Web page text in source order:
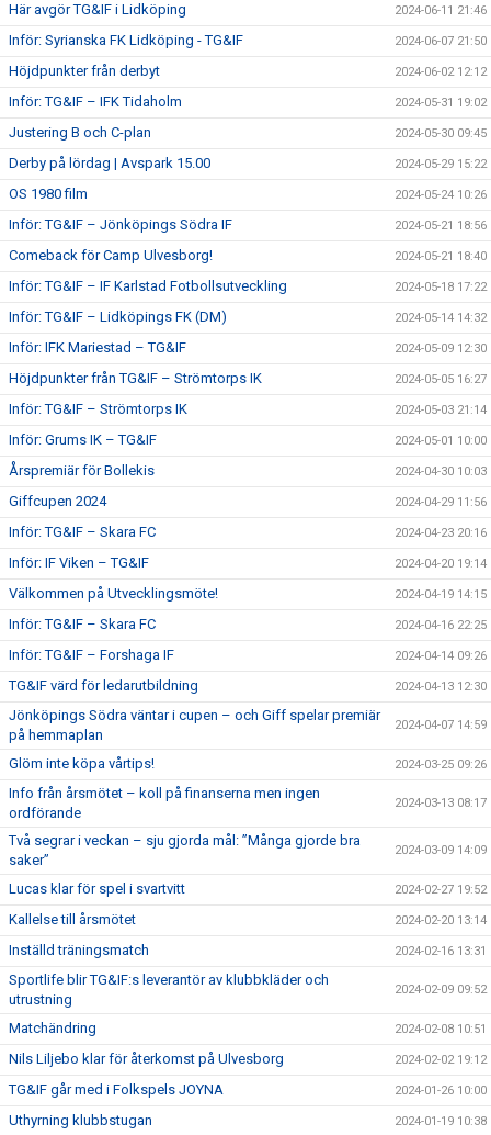
Här avgör TG&IF i Lidköping 2024-06-11 21:46
Inför: Syrianska FK Lidköping - TG&IF 2024-06-07 21:50
Höjdpunkter från derbyt 2024-06-02 12:12
Inför: TG&IF – IFK Tidaholm 2024-05-31 19:02
Justering B och C-plan 2024-05-30 09:45
Derby på lördag | Avspark 15.00 2024-05-29 15:22
OS 1980 film 2024-05-24 10:26
Inför: TG&IF – Jönköpings Södra IF 2024-05-21 18:56
Comeback för Camp Ulvesborg! 2024-05-21 18:40
Inför: TG&IF – IF Karlstad Fotbollsutveckling 2024-05-18 17:22
Inför: TG&IF – Lidköpings FK (DM) 2024-05-14 14:32
Inför: IFK Mariestad – TG&IF 2024-05-09 12:30
Höjdpunkter från TG&IF – Strömtorps IK 2024-05-05 16:27
Inför: TG&IF – Strömtorps IK 2024-05-03 21:14
Inför: Grums IK – TG&IF 2024-05-01 10:00
Årspremiär för Bollekis 2024-04-30 10:03
Giffcupen 2024 2024-04-29 11:56
Inför: TG&IF – Skara FC 2024-04-23 20:16
Inför: IF Viken – TG&IF 2024-04-20 19:14
Välkommen på Utvecklingsmöte! 2024-04-19 14:15
Inför: TG&IF – Skara FC 2024-04-16 22:25
Inför: TG&IF – Forshaga IF 2024-04-14 09:26
TG&IF värd för ledarutbildning 2024-04-13 12:30
Jönköpings Södra väntar i cupen – och Giff spelar premiär
på hemmaplan
2024-04-07 14:59
Glöm inte köpa vårtips! 2024-03-25 09:26
Info från årsmötet – koll på finanserna men ingen
ordförande
2024-03-13 08:17
Två segrar i veckan – sju gjorda mål: ”Många gjorde bra
saker”
2024-03-09 14:09
Lucas klar för spel i svartvitt 2024-02-27 19:52
Kallelse till årsmötet 2024-02-20 13:14
Inställd träningsmatch 2024-02-16 13:31
Sportlife blir TG&IF:s leverantör av klubbkläder och
utrustning
2024-02-09 09:52
Matchändring 2024-02-08 10:51
Nils Liljebo klar för återkomst på Ulvesborg 2024-02-02 19:12
TG&IF går med i Folkspels JOYNA 2024-01-26 10:00
Uthyrning klubbstugan 2024-01-19 10:38